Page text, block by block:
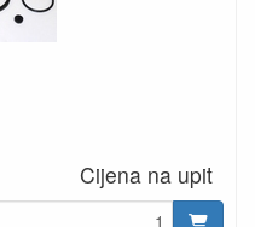
Cijena na upit